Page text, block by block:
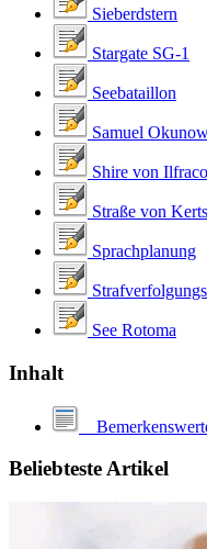
Sieberdstern
Stargate SG-1
Seebataillon
Samuel
Shire von
Straße von
Sprachplanung
See Rotoma
Inhalt
Beliebteste Artikel